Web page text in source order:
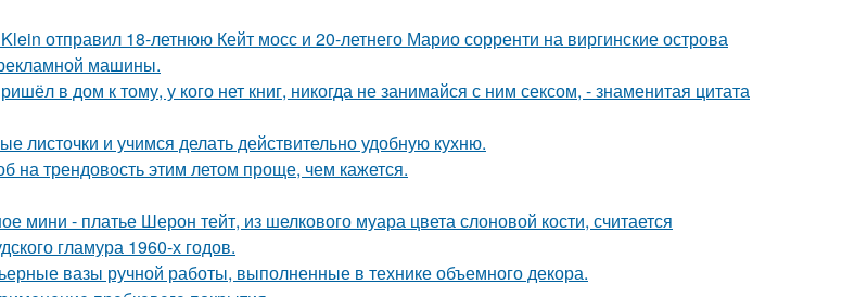
отправил 18-летнюю Кейт мосс и 20-летнего Марио сорренти на виргинские острова
машины.
в дом к тому, у кого нет книг, никогда не занимайся с ним сексом, - знаменитая цитата
листочки и учимся делать действительно удобную кухню.
на трендовость этим летом проще, чем кажется.
мини - платье Шерон тейт, из шелкового муара цвета слоновой кости, считается
гламура 1960-х годов.
вазы ручной работы, выполненные в технике объемного декора.